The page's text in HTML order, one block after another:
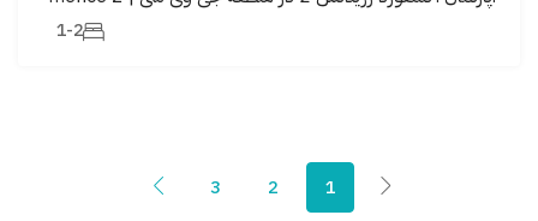
1-2
1
2
3